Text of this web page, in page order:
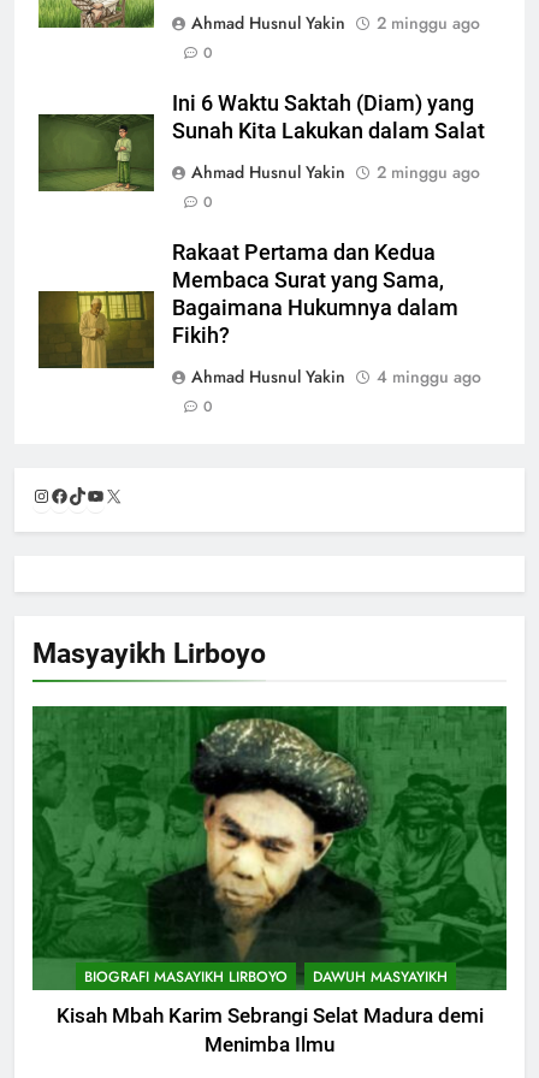
Ahmad Husnul Yakin 2 minggu ago
0
Ini 6 Waktu Saktah (Diam) yang
Sunah Kita Lakukan dalam Salat
Ahmad Husnul Yakin
2 minggu ago
0
Rakaat Pertama dan Kedua
Membaca Surat yang Sama,
Bagaimana Hukumnya dalam
Fikih?
Ahmad Husnul Yakin
4 minggu ago
0
Instagram
Facebook
TikTok
YouTube
Masyayikh Lirboyo
BIOGRAFI MASAYIKH LIRBOYO DAWUH MASYAYIKH
Kisah Mbah Karim Sebrangi Selat Madura demi
Menimba Ilmu